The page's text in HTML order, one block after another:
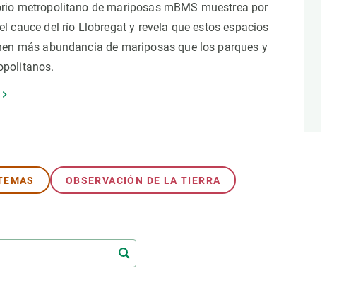
metropolitano de mariposas mBMS muestrea por
cauce del río Llobregat y revela que estos espacios
más abundancia de mariposas que los parques y
OBSERVACIÓN DE LA TIERRA